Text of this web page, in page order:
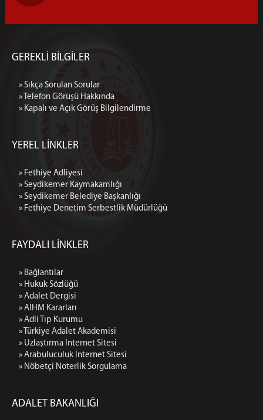
GEREKLİ BİLGİLER
» Sıkça Sorulan Sorular
» Telefon Görüşü Hakkında
» Kapalı ve Açık Görüş Bilgilendirme
YEREL LİNKLER
» Fethiye Adliyesi
» Seydikemer Kaymakamlığı
» Seydikemer Belediye Başkanlığı
» Fethiye Denetim Serbestlik Müdürlüğü
FAYDALI LİNKLER
» Bağlantılar
» Hukuk Sözlüğü
» Adalet Dergisi
» AİHM Kararları
» Adli Tıp Kurumu
» Türkiye Adalet Akademisi
» Uzlaştırma İnternet Sitesi
» Arabuluculuk İnternet Sitesi
» Nöbetçi Noterlik Sorgulama
ADALET BAKANLIĞI